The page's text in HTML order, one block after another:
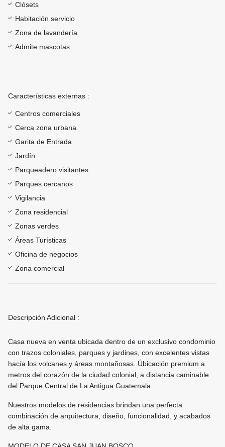
Clósets
Habitación servicio
Zona de lavandería
Admite mascotas
Características externas :
Centros comerciales
Cerca zona urbana
Garita de Entrada
Jardín
Parqueadero visitantes
Parques cercanos
Vigilancia
Zona residencial
Zonas verdes
Áreas Turísticas
Oficina de negocios
Zona comercial
Descripción Adicional :
Casa nueva en venta ubicada dentro de un exclusivo condominio
con trazos coloniales, parques y jardines, con excelentes vistas
hacía los volcanes y áreas montañosas. Úbicación premium a
metros del corazón de la ciudad colonial, a distancia caminable
del Parque Central de La Antigua Guatemala.
Nuestros modelos de residencias brindan una perfecta
combinación de arquitectura, diseño, funcionalidad, y acabados
de alta gama.